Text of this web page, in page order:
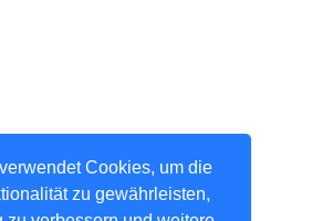
Cookies, um die
zu gewährleisten,